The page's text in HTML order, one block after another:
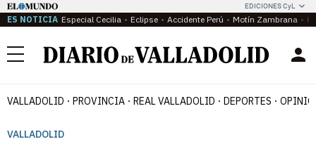
EDICIONES CyL
ES NOTICIA Especial Cecilia Eclipse Accidente Perú Motín Zambrana
Menú
VALLADOLID PROVINCIA REAL VALLADOLID DEPORTES
VALLADOLID